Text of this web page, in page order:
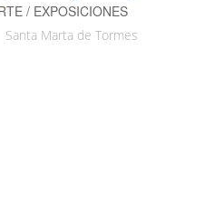
/ EXPOSICIONES
Santa Marta de Tormes